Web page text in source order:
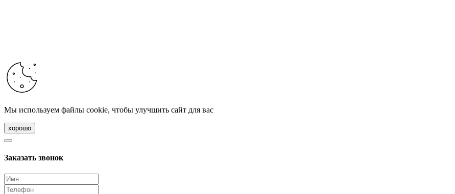
Мы используем файлы cookie, чтобы улучшить сайт для вас
хорошо
Заказать звонок